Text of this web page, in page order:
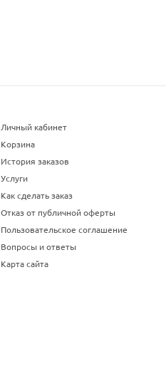
Личный кабинет
Корзина
История заказов
Услуги
Как сделать заказ
Отказ от публичной оферты
Пользовательское соглашение
Вопросы и ответы
Карта сайта